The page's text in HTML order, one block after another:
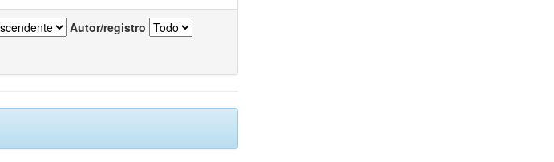
Autor/registro